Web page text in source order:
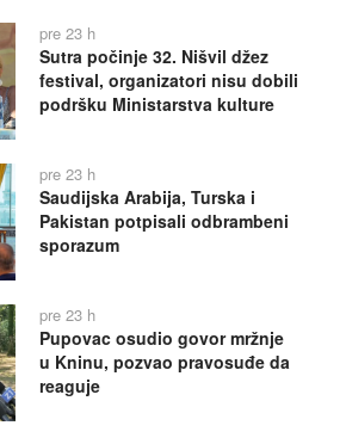
pre 23 h
Sutra počinje 32. Nišvil džez
festival, organizatori nisu dobili
podršku Ministarstva kulture
pre 23 h
Saudijska Arabija, Turska i
Pakistan potpisali odbrambeni
sporazum
pre 23 h
Pupovac osudio govor mržnje
u Kninu, pozvao pravosuđe da
reaguje